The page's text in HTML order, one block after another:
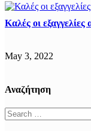
Καλές οι
May 3, 2022
Αναζήτηση
Search
for: